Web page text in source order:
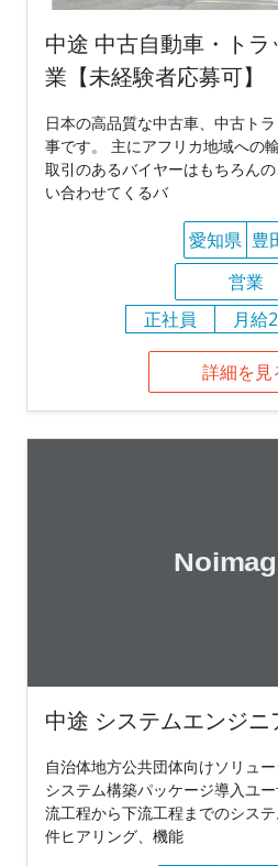
中途 中古自動車・ト
業【未経験者応募可】
日本の高品質な中古車、中古ト
事です。 主にアフリカ地域への
取引のあるバイヤーはもちろん
い合わせてくるバ
愛知県 豊
営業
正社員
月給
詳細を見
中途 システムエンジニ
自治体地方公共団体向けソリュ
システム構築パッケージ導入ユ
流工程から下流工程までのシス
件ヒアリング、機能